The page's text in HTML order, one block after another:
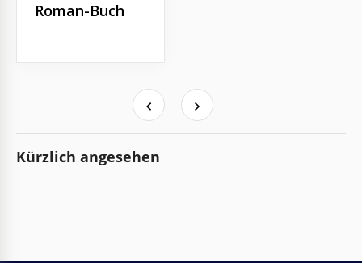
Roman-Buch
Kürzlich angesehen